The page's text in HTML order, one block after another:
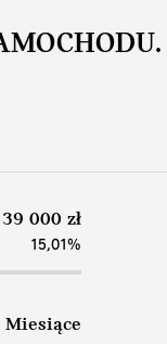
39 000 zł
15,01%
Miesiące